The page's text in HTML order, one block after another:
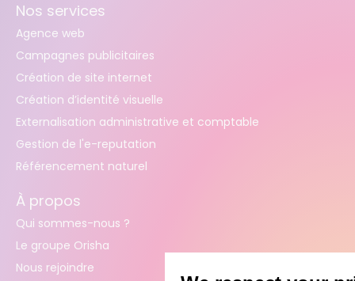
Nos services
Agence web
Campagnes publicitaires
Création de site internet
Création d’identité visuelle
Externalisation administrative et comptable
Gestion de l'e-reputation
Référencement naturel
À propos
Qui sommes-nous ?
Le groupe Orisha
Nous rejoindre